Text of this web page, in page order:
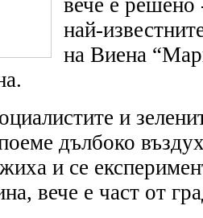
най-
на Виена
и
дълбоко
и се
вече е част от